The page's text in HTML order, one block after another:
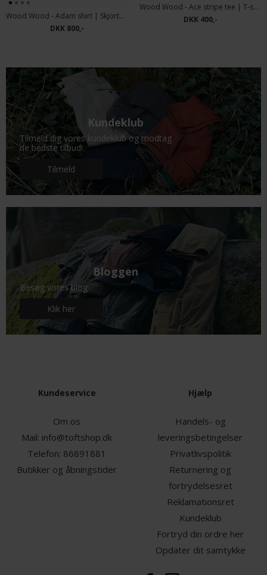
Wood Wood - Adam shirt | Skjorte Salute Stripe
DKK 800,-
Wood Wood - Ace stripe tee | T-shirt desert Palm
DKK 400,-
Kundeklub
Tilmeld dig vores kundeklub og modtag
de bedste tilbud!
Tilmeld
Bloggen
Besøg vores blog
Klik her
Kundeservice
Om os
Mail: info@toftshop.dk
Telefon: 86891881
Butikker og åbningstider
Hjælp
Handels- og
leveringsbetingelser
Privatlivspolitik
Returnering og
fortrydelsesret
Reklamationsret
Kundeklub
Fortryd din ordre her
Opdater dit samtykke